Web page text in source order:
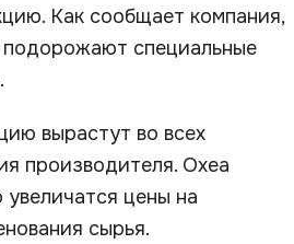
Как сообщает компания,
подорожают специальные
вырастут во всех
производителя. Oxea
увеличатся цены на
сырья.